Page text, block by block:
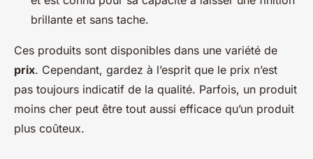
brillante et sans tache.
Ces produits sont disponibles dans une variété de
prix. Cependant, gardez à l’esprit que le prix n’est
pas toujours indicatif de la qualité. Parfois, un produit
moins cher peut être tout aussi efficace qu’un produit
plus coûteux.